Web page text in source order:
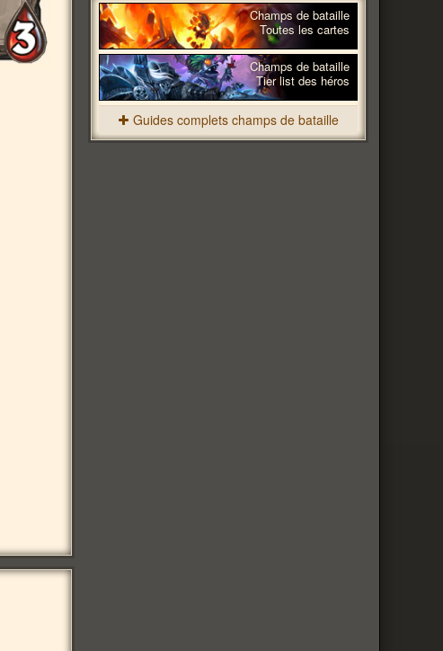
Champs de bataille
Toutes les cartes
Champs de bataille
Tier list des héros
Guides complets champs de bataille